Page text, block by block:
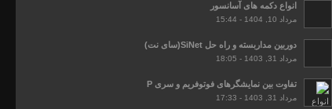
انواع دکمه های آسانسور
مرداد 10, 1404 - 15:44
دوربین مداربسته و راه حل SiNet(سای نت)
مرداد 31, 1403 - 18:05
تفاوت بین نمایشگرهای فوتوفریم و سری P
مرداد 31, 1403 - 17:33